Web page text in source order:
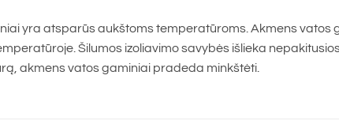
yra atsparūs aukštoms temperatūroms. Akmens vatos
Šilumos izoliavimo savybės išlieka
akmens vatos gaminiai pradeda minkštėti.